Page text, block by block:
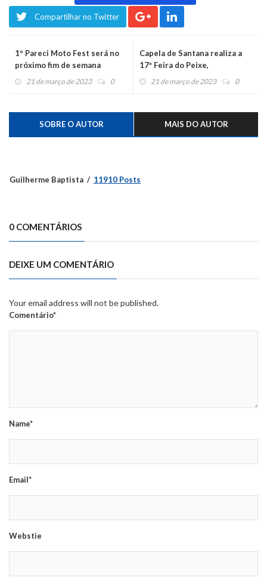
Compartilhar no Twitter
1º Pareci Moto Fest será no
próximo fim de semana
21 de março de 2023 0
Capela de Santana realiza a
17ª Feira do Peixe,
Artesanato, Indústria e
21 de março de 2023 0
SOBRE O AUTOR MAIS DO AUTOR
Guilherme Baptista 11910 Posts
0 COMENTÁRIOS
DEIXE UM COMENTÁRIO
Your email address will not be published.
Comentário*
Name*
Email*
Webstie